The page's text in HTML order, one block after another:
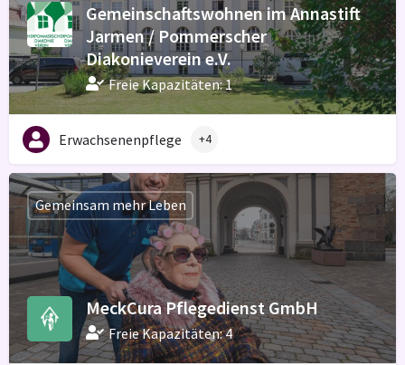
Gemeinschaftswohnen im Annastift
Jarmen / Pommerscher
Diakonieverein e.V.
Freie Kapazitäten: 1
Erwachsenenpflege +4
MeckCura Pflegedienst GmbH
Freie Kapazitäten: 4
Gemeinsam mehr Leben